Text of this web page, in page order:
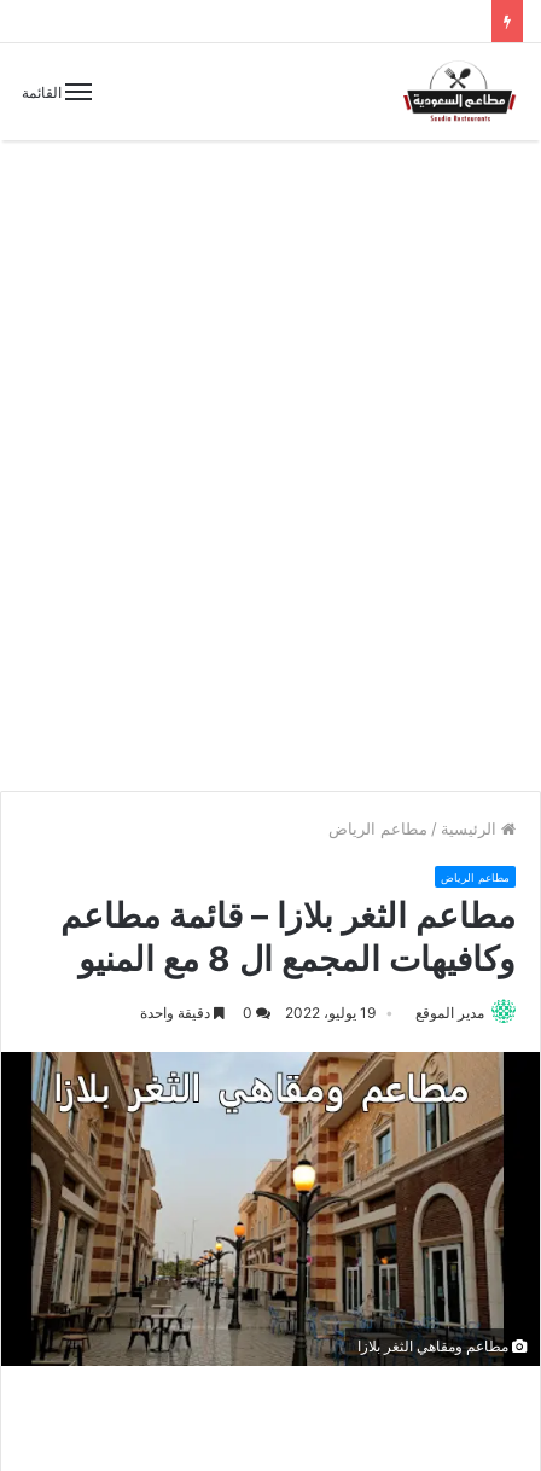
القائمة
الرئيسية / مطاعم الرياض
مطاعم الرياض
مطاعم الثغر بلازا – قائمة مطاعم
وكافيهات المجمع ال 8 مع المنيو
مدير الموقع 19 يوليو، 2022 دقيقة واحدة
مطاعم ومقاهي الثغر بلازا